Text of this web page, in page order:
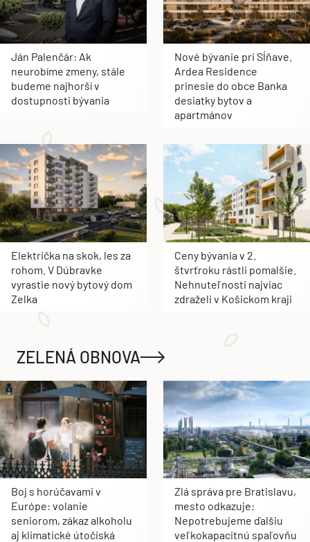
Ján Palenčár: Ak
neurobíme zmeny, stále
budeme najhorší v
dostupnosti bývania
Nové bývanie pri Sĺňave.
Ardea Residence
prinesie do obce Banka
desiatky bytov a
apartmánov
Električka na skok, les za
rohom. V Dúbravke
vyrastie nový bytový dom
Zelka
Ceny bývania v 2.
štvrťroku rástli pomalšie.
Nehnuteľnosti najviac
zdraželi v Košickom kraji
ZELENÁ OBNOVA
Boj s horúčavami v
Európe: volanie
seniorom, zákaz alkoholu
aj klimatické útočiská
Zlá správa pre Bratislavu,
mesto odkazuje:
Nepotrebujeme ďalšiu
veľkokapacitnú spaľovňu